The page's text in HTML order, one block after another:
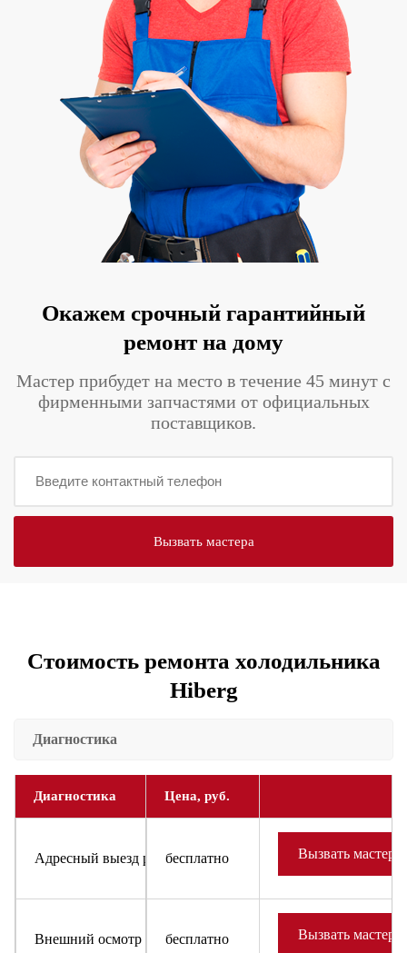
Окажем срочный гарантийный
ремонт на дому
Мастер прибудет на место в течение 45 минут с
фирменными запчастями от официальных
поставщиков.
Стоимость ремонта холодильника
Hiberg
Диагностика
Цена, руб.
бесплатно Вызвать мастера
бесплатно Вызвать мастера
Диагностика
Адресный выезд районного мастера и доставка запчастей
Внешний осмотр холодильника или холодильного